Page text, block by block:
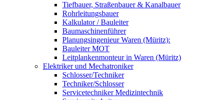
Tiefbauer, Straßenbauer & Kanalbauer
Rohrleitungsbauer
Kalkulator / Bauleiter
Baumaschinenführer
Planungsingenieur Waren (Müritz):
Bauleiter MOT
Leitplankenmonteur in Waren (Müritz)
Elektriker und Mechatroniker
Schlosser/Techniker
Techniker/Schlosser
Servicetechniker Medizintechnik